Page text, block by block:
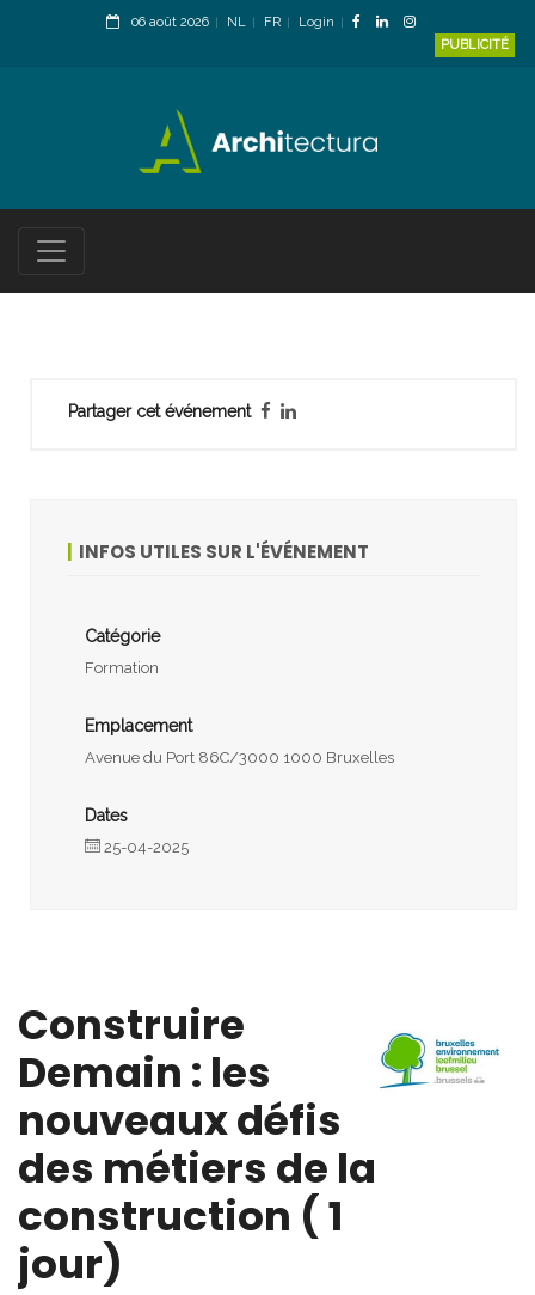
06 août 2026 NL FR
Login
PUBLICITÉ
Partager cet événement
INFOS UTILES SUR L'ÉVÉNEMENT
Catégorie
Formation
Emplacement
Avenue du Port 86C/3000 1000 Bruxelles
Dates
25-04-2025
Construire
Demain : les
nouveaux défis
des métiers de la
construction ( 1
jour)